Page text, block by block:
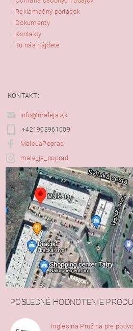
Reklamačný poriadok
Dokumenty
Kontakty
Tu nás nájdete
KONTAKT:
info@maleja.sk
+421903961009
MaleJaPoprad
male_ja_poprad
POSLEDNÉ HODNOTENIE
Inglesina Pružina pre